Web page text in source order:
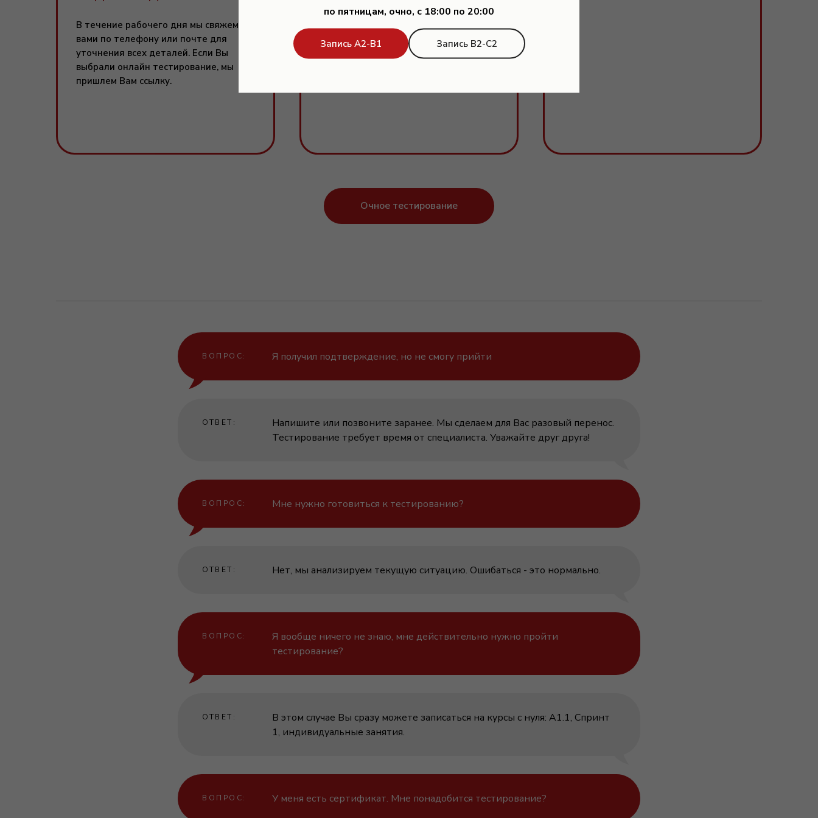
по пятницам, очно, с 18:00 по 20:00
Запись А2-В1 Запись В2-С2
В течение рабочего дня мы свяжемся с
вами по телефону или почте для
уточнения всех деталей. Если Вы
выбрали онлайн тестирование, мы
пришлем Вам ссылку.
РЕЗУЛЬТАТ
Сразу после тестирования вы
Очное тестирование
ВОПРОС: Я получил подтверждение, но не смогу прийти
ОТВЕТ:
Напишите или позвоните заранее. Мы сделаем для Вас разовый перенос.
Тестирование требует время от специалиста. Уважайте друг друга!
ВОПРОС: Мне нужно готовиться к тестированию?
ОТВЕТ: Нет, мы анализируем текущую ситуацию. Ошибаться - это нормально.
ВОПРОС:
Я вообще ничего не знаю, мне действительно нужно пройти
тестирование?
ОТВЕТ:
В этом случае Вы сразу можете записаться на курсы с нуля: А1.1, Спринт
1, индивидуальные занятия.
ВОПРОС: У меня есть сертификат. Мне понадобится тестирование?